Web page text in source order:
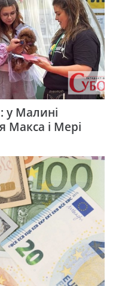
у Малині
Макса і Мері